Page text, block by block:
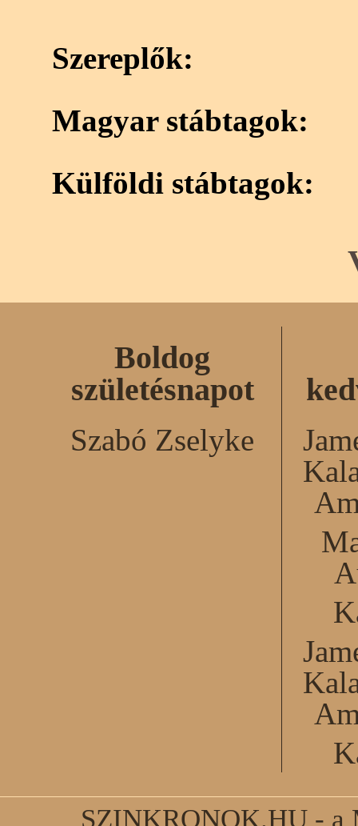
Szereplők:
Magyar stábtagok:
Külföldi stábtagok:
Boldog
születésnapot
Szabó Zselyke
SZINKRONOK.HU - a